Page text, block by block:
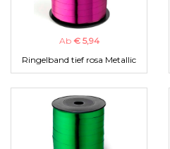
Ab € 5,94
Ringelband tief rosa Metallic